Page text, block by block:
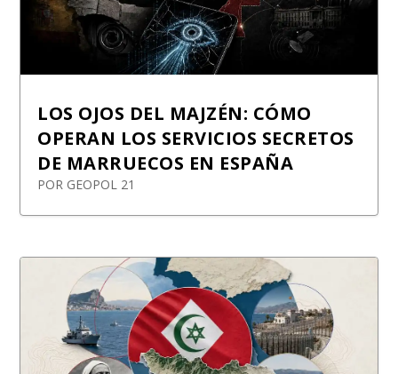
LOS OJOS DEL MAJZÉN: CÓMO
OPERAN LOS SERVICIOS SECRETOS
DE MARRUECOS EN ESPAÑA
POR GEOPOL 21